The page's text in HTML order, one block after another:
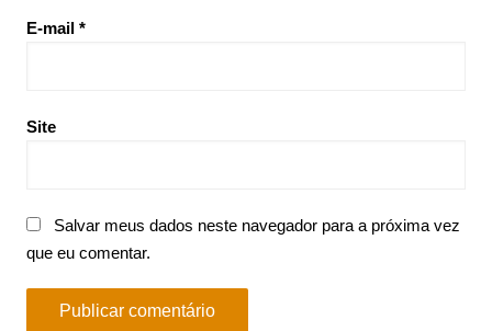
E-mail *
Site
Salvar meus dados neste navegador para a próxima vez
que eu comentar.